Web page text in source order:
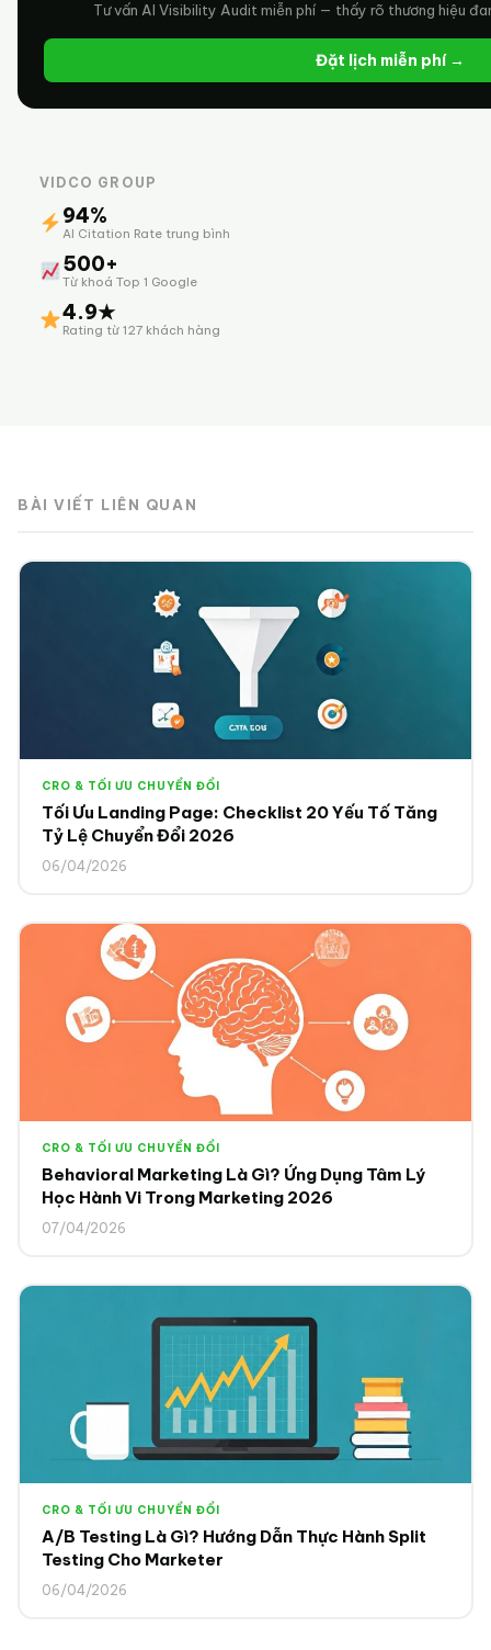
Tư vấn AI Visibility Audit miễn phí — thấy rõ thương hiệu
Đặt lịch miễn phí →
VIDCO GROUP
94%
AI Citation Rate trung bình
500+
Từ khoá Top 1 Google
4.9★
Rating từ 127 khách hàng
BÀI VIẾT LIÊN QUAN
CRO & TỐI ƯU CHUYỂN ĐỔI
Tối Ưu Landing Page: Checklist 20 Yếu Tố Tăng
Tỷ Lệ Chuyển Đổi 2026
06/04/2026
CRO & TỐI ƯU CHUYỂN ĐỔI
Behavioral Marketing Là Gì? Ứng Dụng Tâm Lý
Học Hành Vi Trong Marketing 2026
07/04/2026
CRO & TỐI ƯU CHUYỂN ĐỔI
A/B Testing Là Gì? Hướng Dẫn Thực Hành Split
Testing Cho Marketer
06/04/2026